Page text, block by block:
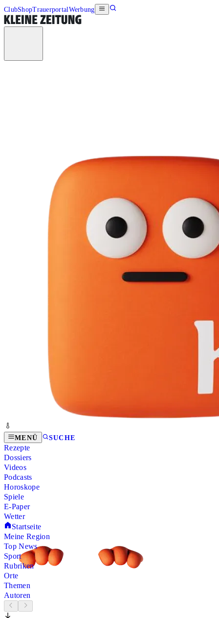
ClubShopTrauerportalWerbung
MENÜ SUCHE
Rezepte
Dossiers
Videos
Podcasts
Horoskope
Spiele
E-Paper
Wetter
Startseite
Meine Region
Top News
Sport
Rubriken
Orte
Themen
Autoren